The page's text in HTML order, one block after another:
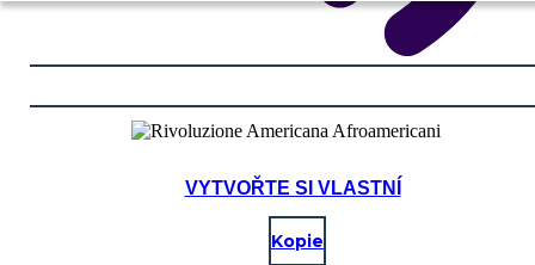
VYTVOŘTE SI VLASTNÍ
Kopie